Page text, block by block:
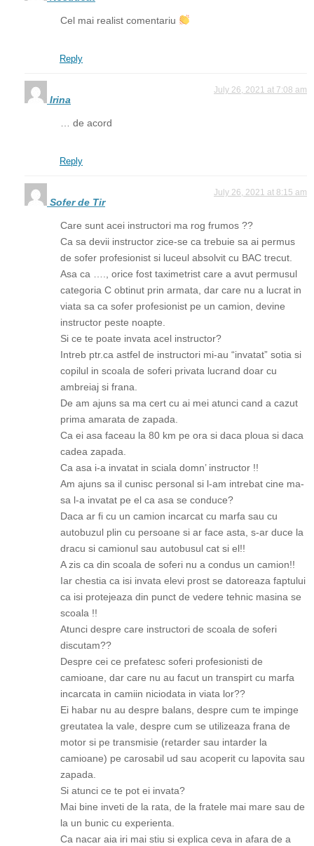
Cel mai realist comentariu
Reply
Irina
July 26, 2021 at 7:08 am
… de acord
Reply
Sofer de Tir
July 26, 2021 at 8:15 am
Care sunt acei instructori ma rog frumos ??
Ca sa devii instructor zice-se ca trebuie sa ai permus
de sofer profesionist si luceul absolvit cu BAC trecut.
Asa ca …., orice fost taximetrist care a avut permusul
categoria C obtinut prin armata, dar care nu a lucrat in
viata sa ca sofer profesionist pe un camion, devine
instructor peste noapte.
Si ce te poate invata acel instructor?
Intreb ptr.ca astfel de instructori mi-au “invatat” sotia si
copilul in scoala de soferi privata lucrand doar cu
ambreiaj si frana.
De am ajuns sa ma cert cu ai mei atunci cand a cazut
prima amarata de zapada.
Ca ei asa faceau la 80 km pe ora si daca ploua si daca
cadea zapada.
Ca asa i-a invatat in sciala domn’ instructor !!
Am ajuns sa il cunisc personal si l-am intrebat cine ma-
sa l-a invatat pe el ca asa se conduce?
Daca ar fi cu un camion incarcat cu marfa sau cu
autobuzul plin cu persoane si ar face asta, s-ar duce la
dracu si camionul sau autobusul cat si el!!
A zis ca din scoala de soferi nu a condus un camion!!
Iar chestia ca isi invata elevi prost se datoreaza faptului
ca isi protejeaza din punct de vedere tehnic masina se
scoala !!
Atunci despre care instructori de scoala de soferi
discutam??
Despre cei ce prefatesc soferi profesionisti de
camioane, dar care nu au facut un transpirt cu marfa
incarcata in camiin niciodata in viata lor??
Ei habar nu au despre balans, despre cum te impinge
greutatea la vale, despre cum se utilizeaza frana de
motor si pe transmisie (retarder sau intarder la
camioane) pe carosabil ud sau acoperit cu lapovita sau
zapada.
Si atunci ce te pot ei invata?
Mai bine inveti de la rata, de la fratele mai mare sau de
la un bunic cu experienta.
Ca nacar aia iri mai stiu si explica ceva in afara de a